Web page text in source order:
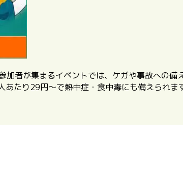
者が集まるイベントでは、ケガや事故への備
たり29円〜で熱中症・食中毒にも備えられま